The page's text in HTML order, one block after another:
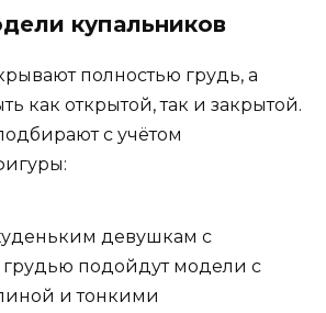
купальников
полностью грудь, а
как открытой, так и закрытой.
с учётом
девушкам с
подойдут модели с
и тонкими